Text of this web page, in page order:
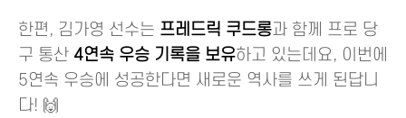
한편, 김가영 선수는 프레드릭 쿠드롱과 함께 프로 당
구 통산 4연속 우승 기록을 보유하고 있는데요, 이번에
5연속 우승에 성공한다면 새로운 역사를 쓰게 된답니
다! 🙌